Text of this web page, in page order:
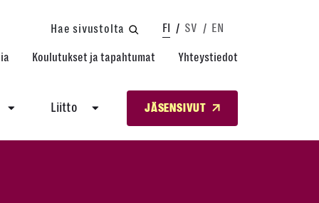
Hae sivustolta FI SV EN
Koulutukset ja tapahtumat Yhteystiedot
Liitto JÄSENSIVUT